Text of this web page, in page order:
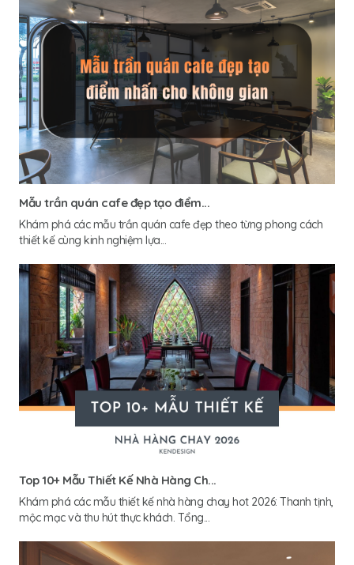
Mẫu trần quán cafe đẹp tạo điểm...
Khám phá các mẫu trần quán cafe đẹp theo từng phong cách
thiết kế cùng kinh nghiệm lựa...
Top 10+ Mẫu Thiết Kế Nhà Hàng Ch...
Khám phá các mẫu thiết kế nhà hàng chay hot 2026: Thanh tịnh,
mộc mạc và thu hút thực khách. Tổng...